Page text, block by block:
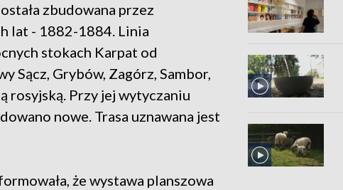
zbudowana przez
lat - 1882-1884. Linia
stokach Karpat od
Sącz, Grybów, Zagórz, Sambor,
rosyjską. Przy jej wytyczaniu
nowe. Trasa uznawana jest
że wystawa planszowa